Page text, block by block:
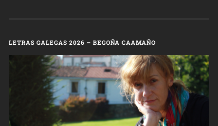
LETRAS GALEGAS 2026 – BEGOÑA CAAMAÑO